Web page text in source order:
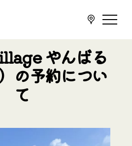
やんばる
の予約につい
て